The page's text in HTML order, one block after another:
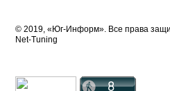
© 2019, «Юг-Информ». Все права
Net-Tuning